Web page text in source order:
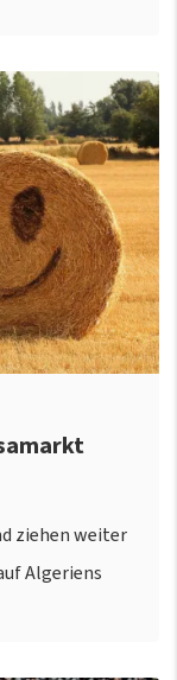
ziehen weiter
Algeriens